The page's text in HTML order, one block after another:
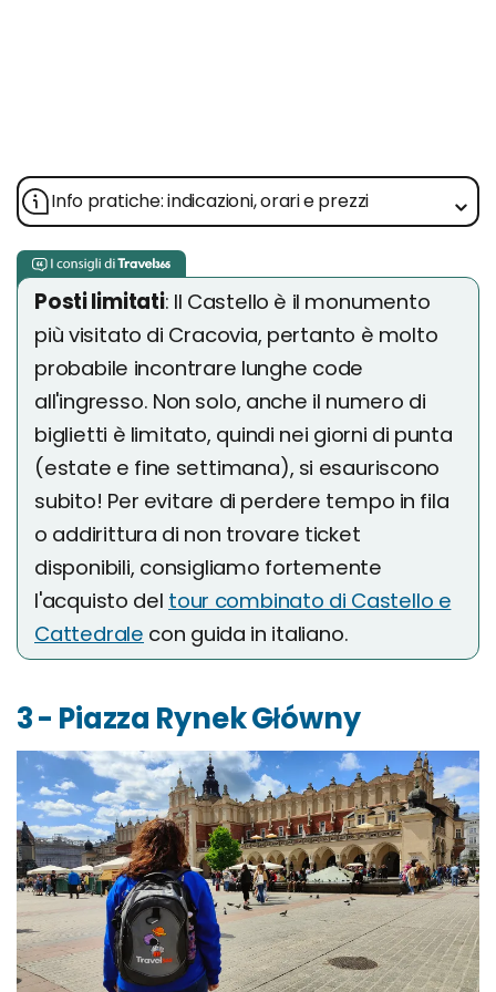
Info pratiche: indicazioni, orari e prezzi
Posti limitati: Il Castello è il monumento
più visitato di Cracovia, pertanto è molto
probabile incontrare lunghe code
all'ingresso. Non solo, anche il numero di
biglietti è limitato, quindi nei giorni di punta
(estate e fine settimana), si esauriscono
subito! Per evitare di perdere tempo in fila
o addirittura di non trovare ticket
disponibili, consigliamo fortemente
l'acquisto del tour combinato di Castello e
Cattedrale con guida in italiano.
3 - Piazza Rynek Główny